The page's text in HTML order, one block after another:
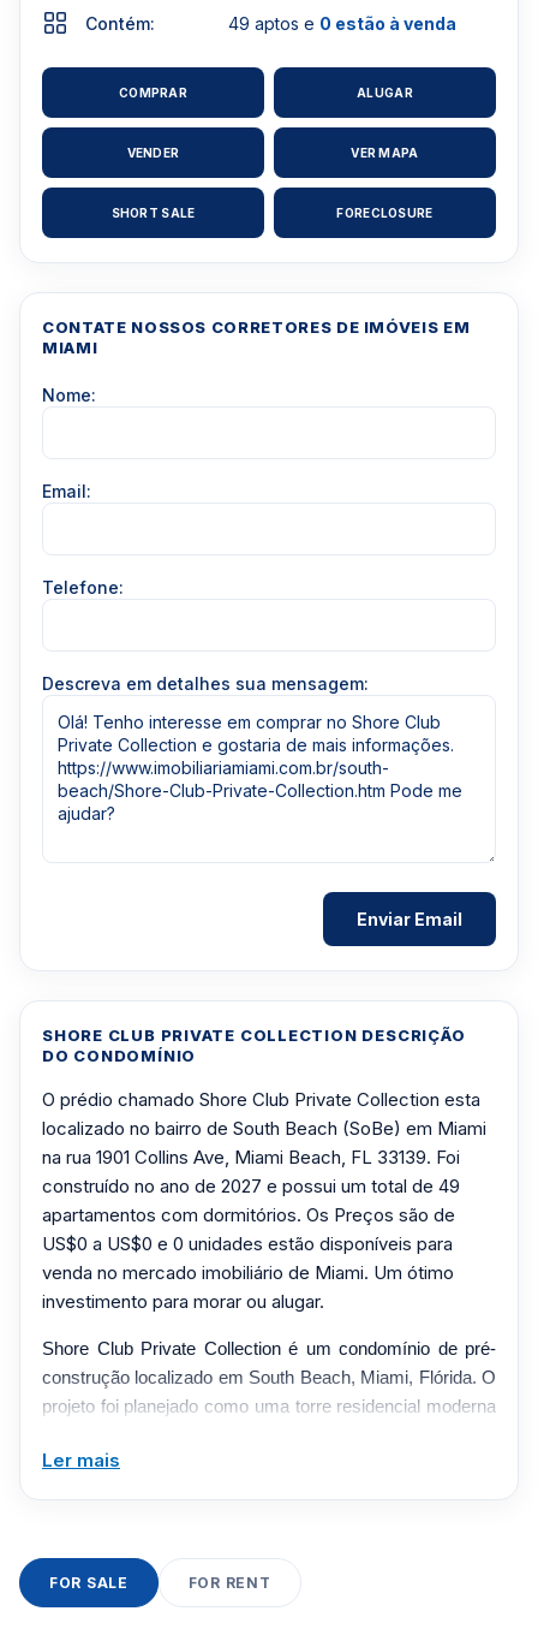
Contém: 49 aptos e 0 estão à venda
COMPRAR ALUGAR
VENDER VER MAPA
SHORT SALE FORECLOSURE
SHORE CLUB PRIVATE COLLECTION DESCRIÇÃO
DO CONDOMÍNIO
O prédio chamado Shore Club Private Collection esta
localizado no bairro de South Beach (SoBe) em Miami
na rua 1901 Collins Ave, Miami Beach, FL 33139. Foi
construído no ano de 2027 e possui um total de 49
apartamentos com dormitórios. Os Preços são de
US$0 a US$0 e 0 unidades estão disponíveis para
venda no mercado imobiliário de Miami. Um ótimo
investimento para morar ou alugar.
Shore Club Private Collection é um condomínio de pré-
construção localizado em South Beach, Miami, Flórida. O
projeto foi planejado como uma torre residencial moderna
comodidades de estilo de vida e acesso conveniente a
O Shore Club Private Collection foi projetado para
combinar arquitetura moderna, acabamentos residenciais
Ler mais
CONTATE NOSSOS CORRETORES DE IMÓVEIS EM
MIAMI
Nome:
Email:
Telefone:
Descreva em detalhes sua mensagem:
FOR SALE FOR RENT